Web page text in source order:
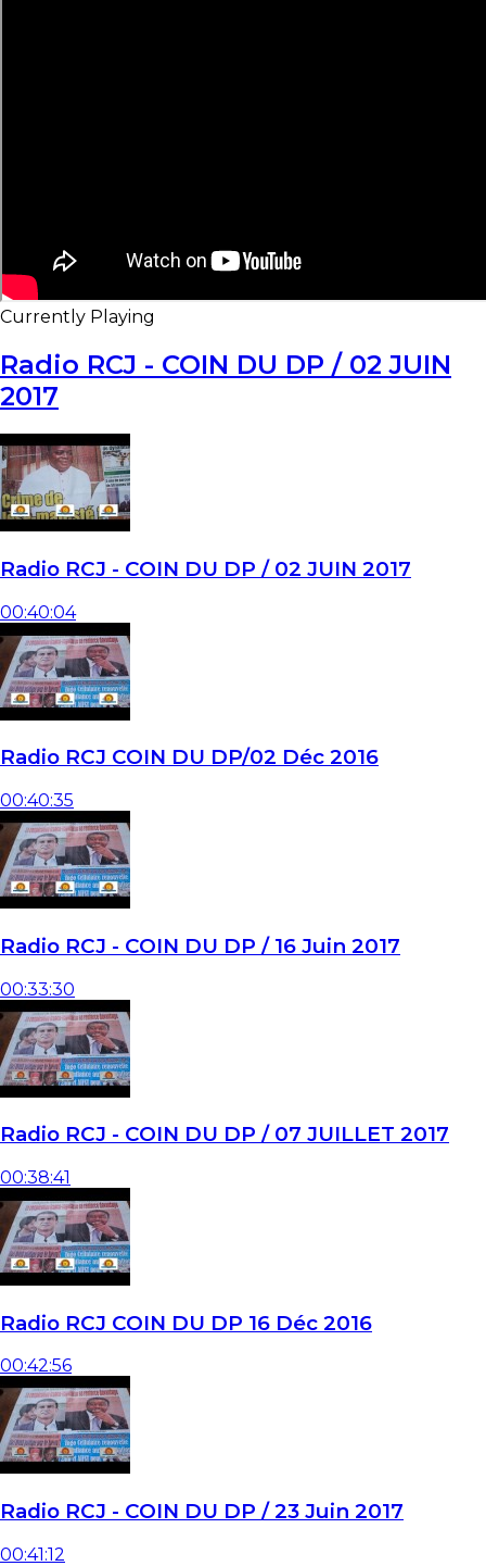
Currently Playing
Radio RCJ - COIN DU DP / 02 JUIN
2017
Radio RCJ - COIN DU DP / 02 JUIN 2017
00:40:04
Radio RCJ COIN DU DP/02 Déc 2016
00:40:35
Radio RCJ - COIN DU DP / 16 Juin 2017
00:33:30
Radio RCJ - COIN DU DP / 07 JUILLET 2017
00:38:41
Radio RCJ COIN DU DP 16 Déc 2016
00:42:56
Radio RCJ - COIN DU DP / 23 Juin 2017
00:41:12